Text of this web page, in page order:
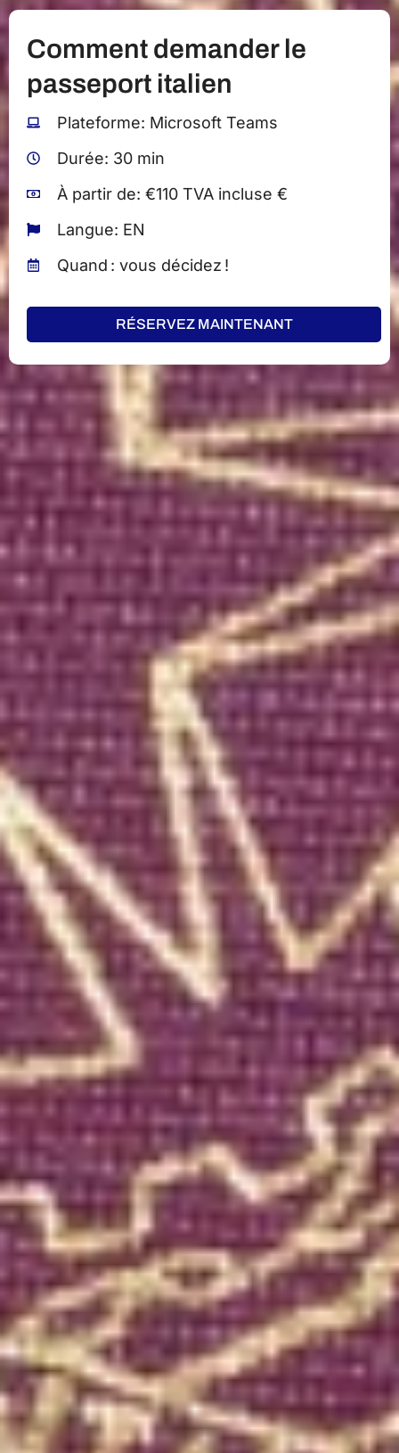
Comment demander le
passeport italien
Plateforme: Microsoft Teams
Durée: 30 min
À partir de: €110 TVA incluse €
Langue: EN
Quand : vous décidez !
RÉSERVEZ MAINTENANT